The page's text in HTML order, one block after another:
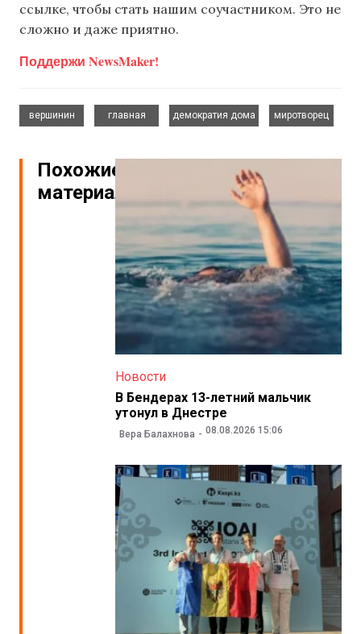
ссылке, чтобы стать нашим соучастником. Это не
сложно и даже приятно.
Поддержи NewsMaker!
вершинин
главная
демократия дома
миротворец
Похожие
материалы
Новости
В Бендерах 13-летний мальчик
утонул в Днестре
Вера Балахнова 08.08.2026 15:06